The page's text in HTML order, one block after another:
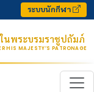
ระบบนักกีฬา
ในพระบรมราชูปถัมภ์
HIS MAJESTY’S PATRONAGE